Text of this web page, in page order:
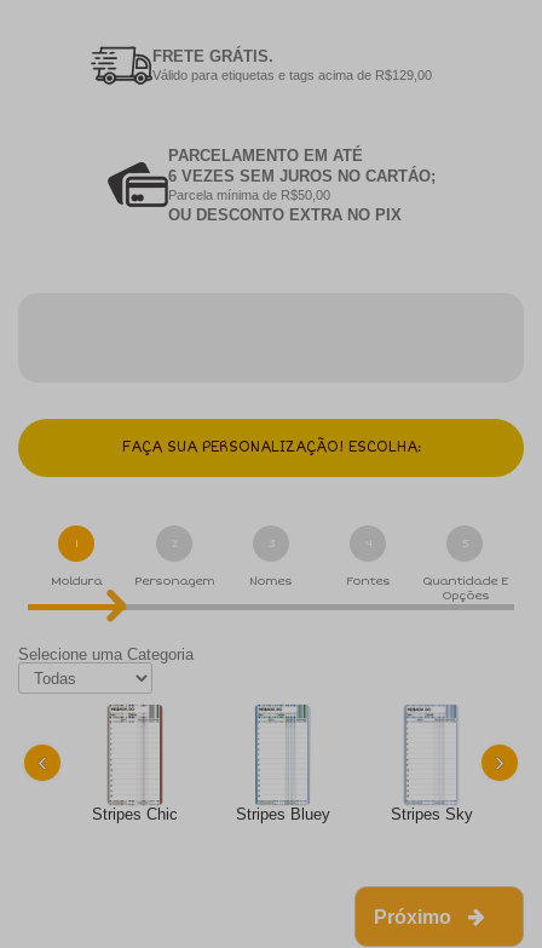
FRETE GRÁTIS.
Válido para etiquetas e tags acima de R$129,00
PARCELAMENTO EM ATÉ
6 VEZES SEM JUROS NO CARTÁO;
Parcela mínima de R$50,00
OU DESCONTO EXTRA NO PIX
FAÇA SUA PERSONALIZAÇÃO! ESCOLHA:
1
Moldura
2
Personagem
3
Nomes
4
Fontes
5
Quantidade E
Opções
Selecione uma Categoria
Stripes Chic Stripes Bluey Stripes Sky
‹ ›
Próximo